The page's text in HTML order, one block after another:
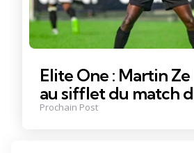
Elite One : Martin
au sifflet du match
Prochain Post